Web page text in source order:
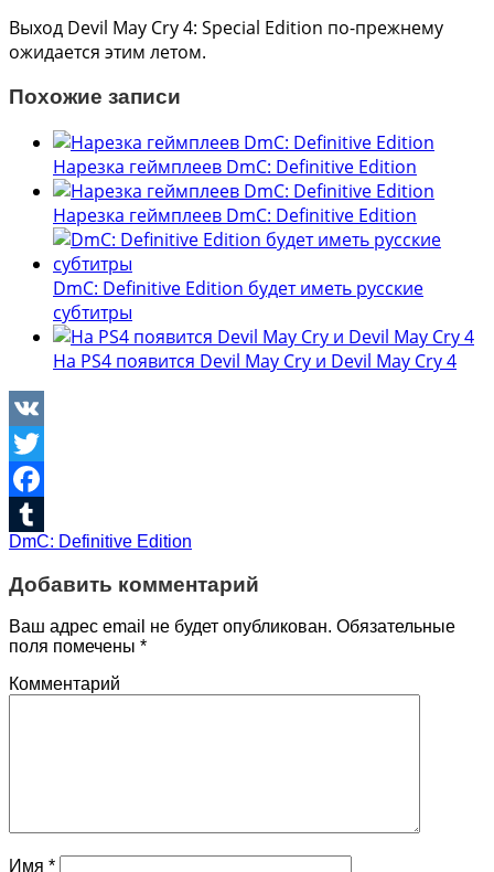
Выход Devil May Cry 4: Special Edition по-прежнему
ожидается этим летом.
Похожие записи
Нарезка геймплеев DmC: Definitive Edition
Нарезка геймплеев DmC: Definitive Edition
DmC: Definitive Edition будет иметь русские
субтитры
На PS4 появится Devil May Cry и Devil May Cry 4
VK
Twitter
Facebook
Tumblr
DmC: Definitive Edition
Добавить комментарий
Ваш адрес email не будет опубликован. Обязательные
поля помечены *
Комментарий
Имя *